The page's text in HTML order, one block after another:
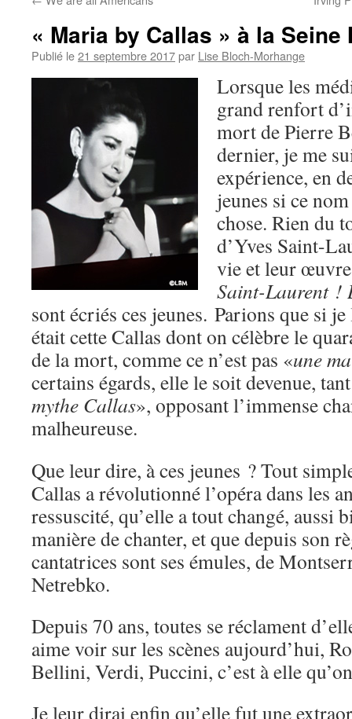
« Maria by Callas » à la Seine
Publié le21 septembre 2017par Lise Bloch-Morhange
Lorsque les
grand renfort
mort de Pierre
dernier, je me
expérience, en
jeunes si ce
chose. Rien du
d’Yves Saint-
vie et leur
Saint-Laurent !
sont écriés ces jeunes. Parions que si
était cette Callas dont on célèbre le
de la mort, comme ce n’est pas «une
certains égards, elle le soit devenue,
mythe Callas», opposant l’immense
malheureuse.
Que leur dire, à ces jeunes ? Tout
Callas a révolutionné l’opéra dans les
ressuscité, qu’elle a tout changé, aussi
manière de chanter, et que depuis son
cantatrices sont ses émules, de
Netrebko.
Depuis 70 ans, toutes se réclament
aime voir sur les scènes aujourd’hui,
Bellini, Verdi, Puccini, c’est à elle
Je leur dirai enfin qu’elle fut une